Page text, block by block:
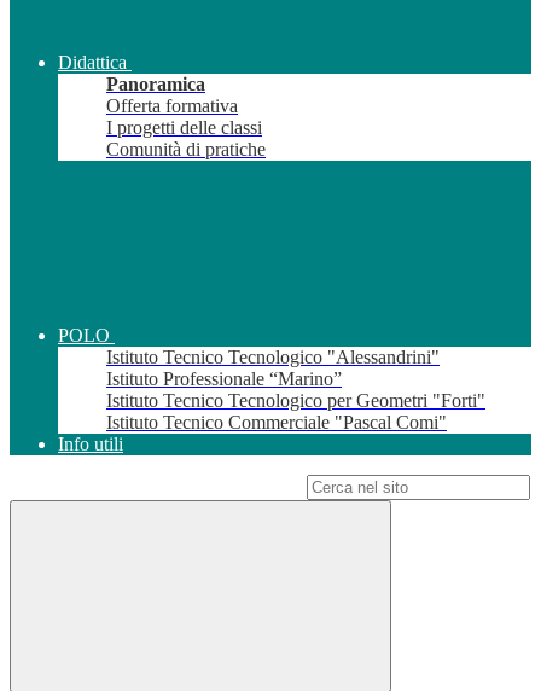
Didattica
Panoramica
Offerta formativa
I progetti delle classi
Comunità di pratiche
POLO
Istituto Tecnico Tecnologico "Alessandrini"
Istituto Professionale “Marino”
Istituto Tecnico Tecnologico per Geometri "Forti"
Istituto Tecnico Commerciale "Pascal Comi"
Info utili